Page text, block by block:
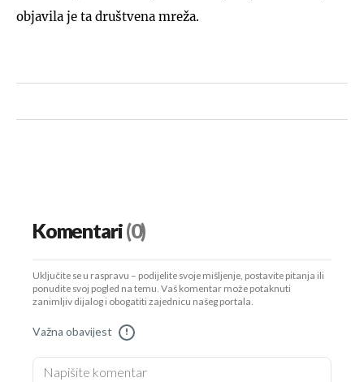
objavila je ta društvena mreža.
Komentari(0)
Uključite se u raspravu – podijelite svoje mišljenje, postavite pitanja ili
ponudite svoj pogled na temu. Vaš komentar može potaknuti
zanimljiv dijalog i obogatiti zajednicu našeg portala.
Važna obavijest !